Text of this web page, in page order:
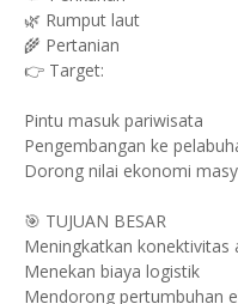
🌿 Rumput laut
🌾 Pertanian
👉 Target:
Pintu masuk pariwisata
Pengembangan ke
Dorong nilai ekonomi
🎯 TUJUAN BESAR
Meningkatkan konektivitas
Menekan biaya logistik
Mendorong pertumbuhan